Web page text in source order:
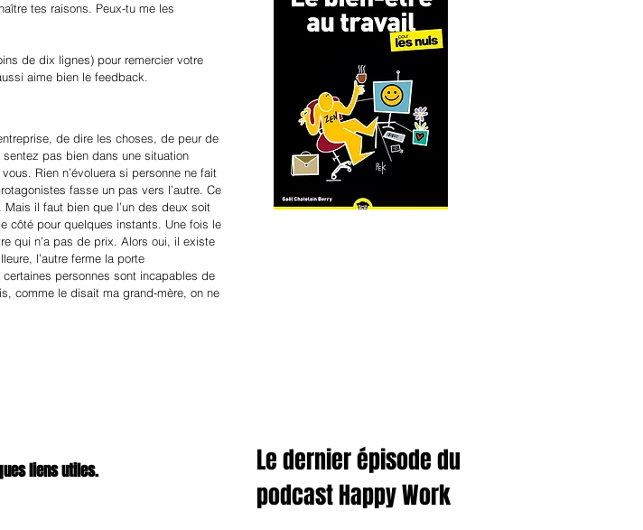
tes raisons. Peux-tu me les
de dix lignes) pour remercier votre
aime bien le feedback.
de dire les choses, de peur de
pas bien dans une situation
Rien n’évoluera si personne ne fait
fasse un pas vers l’autre. Ce
il faut bien que l’un des deux soit
côté pour quelques instants. Une fois le
qui n’a pas de prix. Alors oui, il existe
l’autre ferme la porte
personnes sont incapables de
comme le disait ma grand-mère, on ne
liens utiles.
Le dernier épisode du
podcast Happy Work